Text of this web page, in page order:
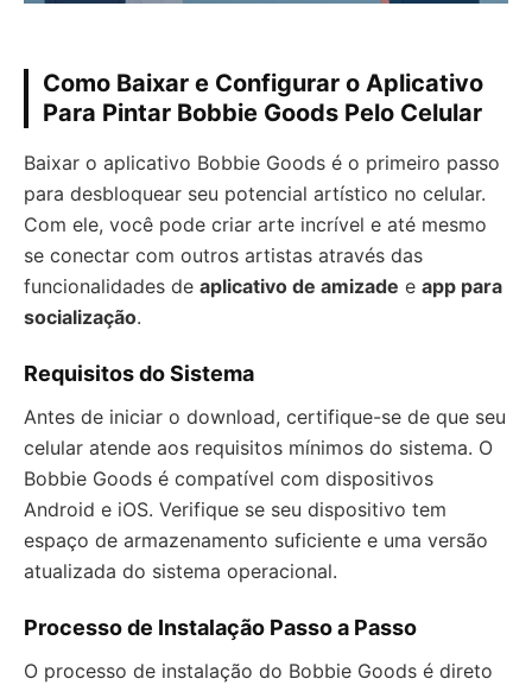
Como Baixar e Configurar o Aplicativo
Para Pintar Bobbie Goods Pelo Celular
Baixar o aplicativo Bobbie Goods é o primeiro passo
para desbloquear seu potencial artístico no celular.
Com ele, você pode criar arte incrível e até mesmo
se conectar com outros artistas através das
funcionalidades de aplicativo de amizade e app para
socialização.
Requisitos do Sistema
Antes de iniciar o download, certifique-se de que seu
celular atende aos requisitos mínimos do sistema. O
Bobbie Goods é compatível com dispositivos
Android e iOS. Verifique se seu dispositivo tem
espaço de armazenamento suficiente e uma versão
atualizada do sistema operacional.
Processo de Instalação Passo a Passo
O processo de instalação do Bobbie Goods é direto